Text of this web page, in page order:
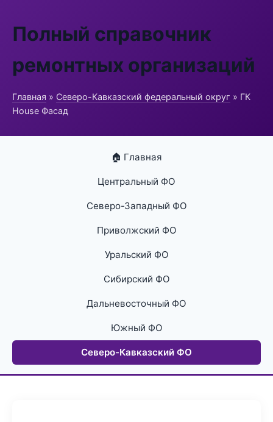
Полный справочник
ремонтных организаций
Главная » Северо-Кавказский федеральный округ » ГК
House Фасад
🏠 Главная
Центральный ФО
Северо-Западный ФО
Приволжский ФО
Уральский ФО
Сибирский ФО
Дальневосточный ФО
Южный ФО
Северо-Кавказский ФО